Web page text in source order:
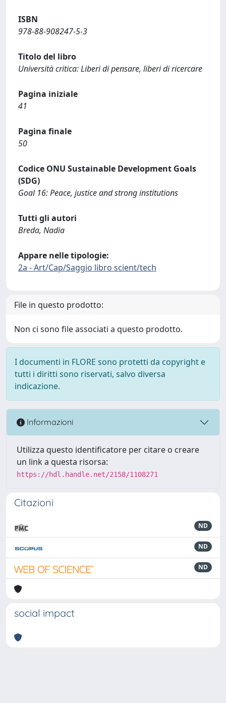
ISBN
978-88-908247-5-3
Titolo del libro
Università critica: Liberi di pensare, liberi di ricercare
Pagina iniziale
41
Pagina finale
50
Codice ONU Sustainable Development Goals
(SDG)
Goal 16: Peace, justice and strong institutions
Tutti gli autori
Breda, Nadia
Appare nelle tipologie:
2a - Art/Cap/Saggio libro scient/tech
File in questo prodotto:
Non ci sono file associati a questo prodotto.
I documenti in FLORE sono protetti da copyright e
tutti i diritti sono riservati, salvo diversa
indicazione.
Informazioni
Utilizza questo identificatore per citare o creare
un link a questa risorsa:
https://hdl.handle.net/2158/1108271
Citazioni
ND
ND
ND
social impact